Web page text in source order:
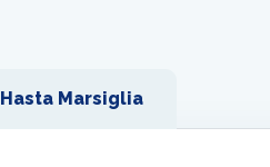
Hasta Marsiglia